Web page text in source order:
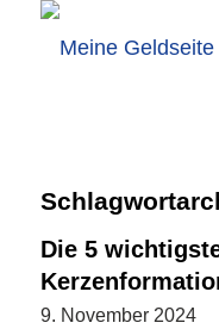
Die 5
9. November 2024